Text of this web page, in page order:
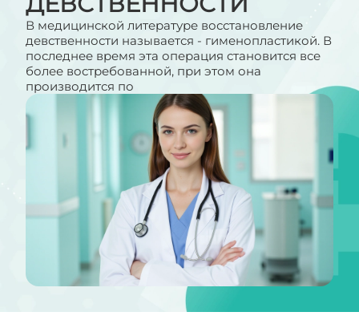
В медицинской литературе восстановление
девственности называется - гименопластикой. В
последнее время эта операция становится все
более востребованной, при этом она
производится по